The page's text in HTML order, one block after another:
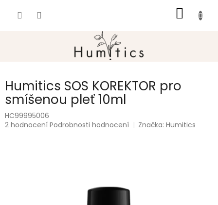
KOŠÍK
Humitics SOS KOREKTOR pro
smíšenou pleť 10ml
HC99995006
Průměrné
2 hodnocení Podrobnosti hodnocení Značka:Humitics